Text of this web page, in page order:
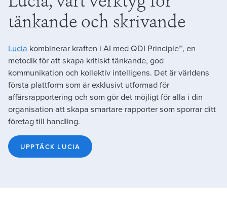
tänkande och skrivande
Lucia kombinerar kraften i AI med QDI Principle™, en
metodik för att skapa kritiskt tänkande, god
kommunikation och kollektiv intelligens. Det är världens
första plattform som är exklusivt utformad för
affärsrapportering och som gör det möjligt för alla i din
organisation att skapa smartare rapporter som sporrar ditt
företag till handling.
UPPTÄCK LUCIA